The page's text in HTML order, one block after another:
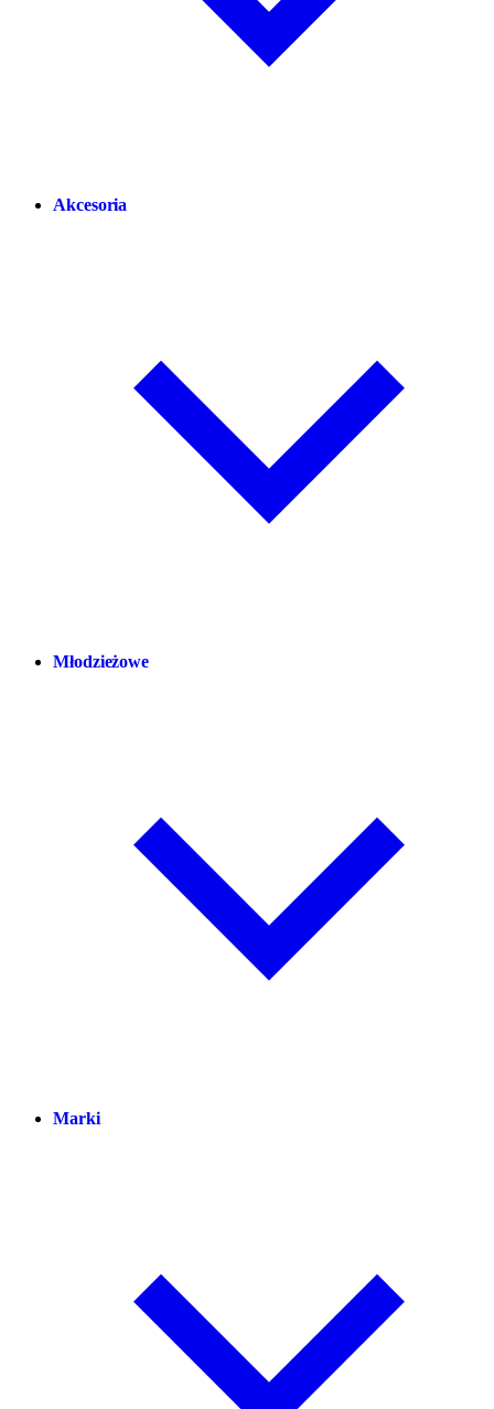
Akcesoria
Młodzieżowe
Marki